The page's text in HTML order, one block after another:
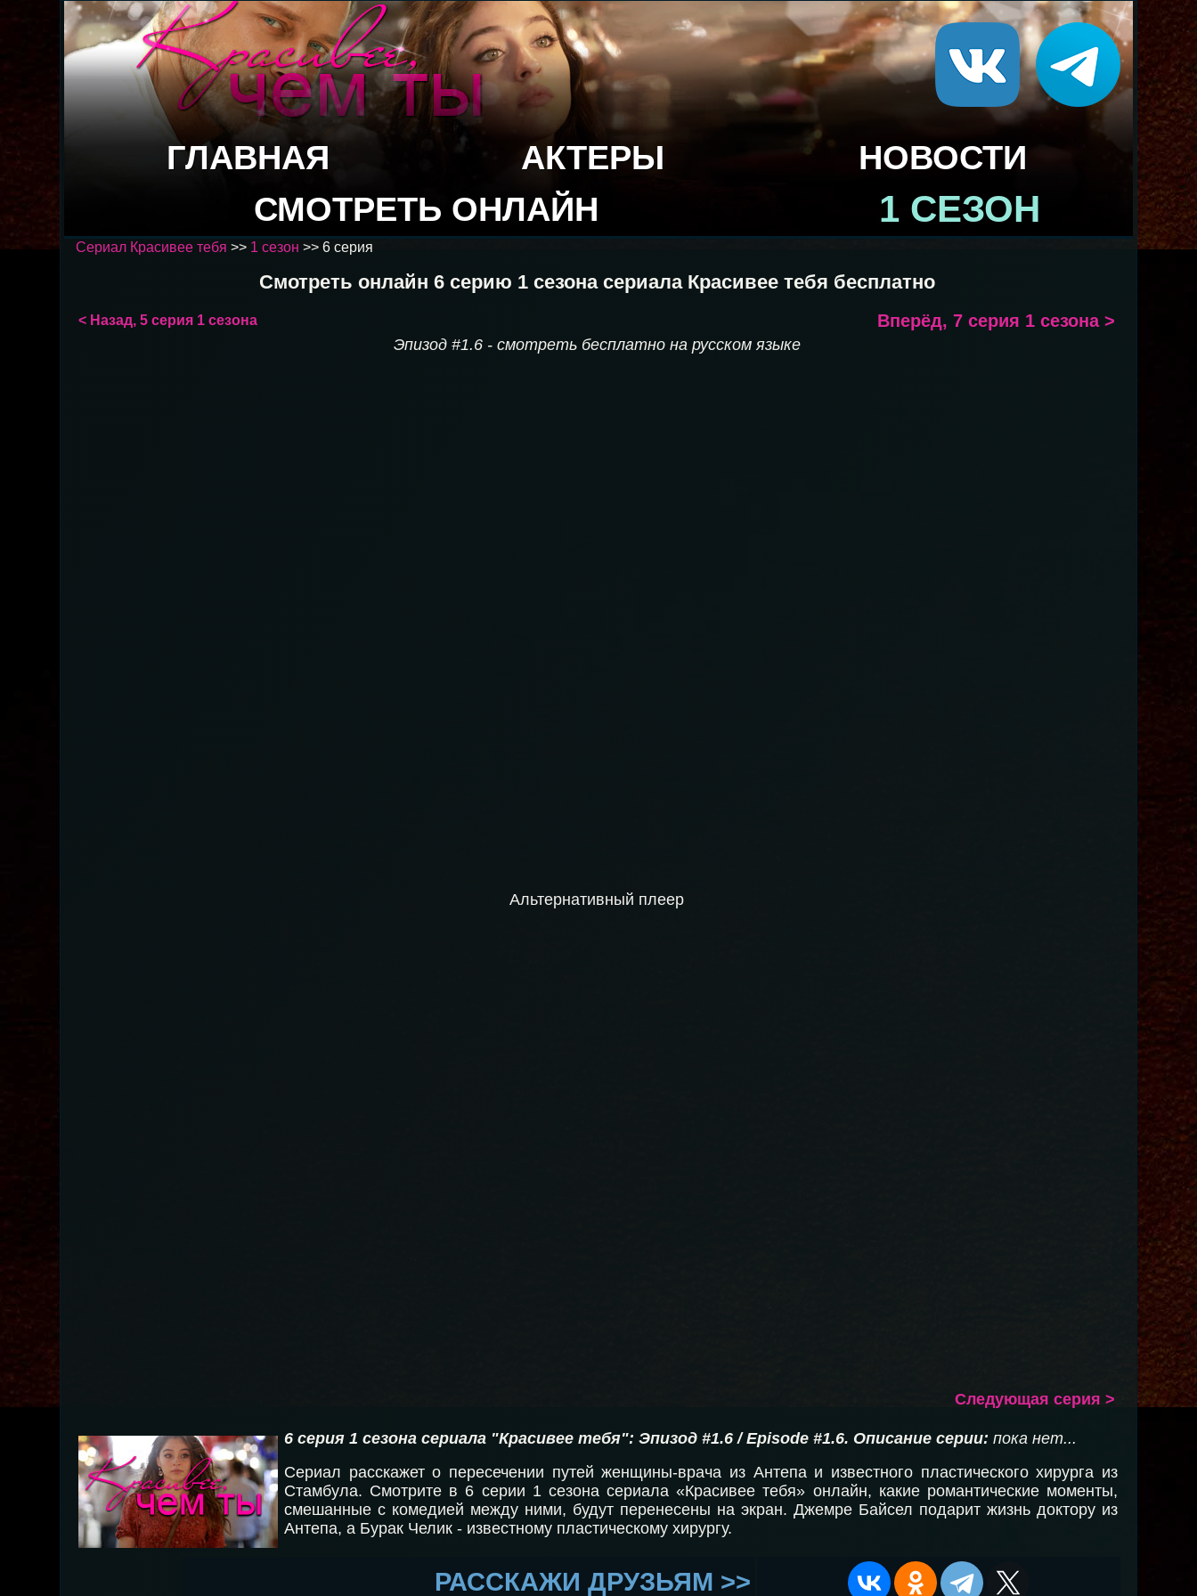
ГЛАВНАЯ АКТЕРЫ
НОВОСТИ
СМОТРЕТЬ ОНЛАЙН
1 СЕЗОН
Сериал Красивее тебя >> 1 сезон >> 6 серия
Смотреть онлайн 6 серию 1 сезона сериала Красивее тебя бесплатно
< Назад, 5 серия 1 сезона Вперёд, 7 серия 1 сезона >
Эпизод #1.6 - смотреть бесплатно на русском языке
Альтернативный плеер
Следующая серия >
6 серия 1 сезона сериала "Красивее тебя": Эпизод #1.6 / Episode #1.6. Описание серии: пока нет...
Сериал расскажет о пересечении путей женщины-врача из Антепа и известного пластического хирурга из
Стамбула. Смотрите в 6 серии 1 сезона сериала «Красивее тебя» онлайн, какие романтические моменты,
смешанные с комедией между ними, будут перенесены на экран. Джемре Байсел подарит жизнь доктору из
Антепа, а Бурак Челик - известному пластическому хирургу.
РАССКАЖИ ДРУЗЬЯМ >>